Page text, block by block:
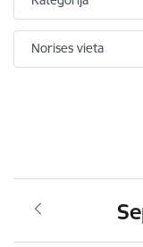
Norises vieta